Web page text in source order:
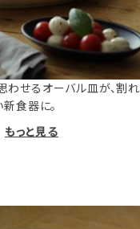
わせるオーバル皿が、割れ
新食器に。
もっと見る